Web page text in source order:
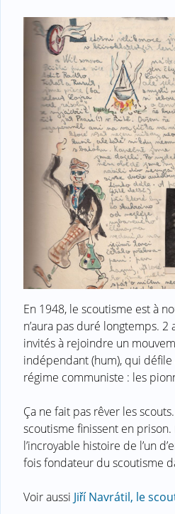
En 1948, le scoutisme est à
n’aura pas duré longtemps. 2
invités à rejoindre un
indépendant (hum), qui
régime communiste : les
Ça ne fait pas rêver les
scoutisme finissent en prison.
l’incroyable histoire de l’un
fois fondateur du scoutisme
Voir aussi Jiří Navrátil, le